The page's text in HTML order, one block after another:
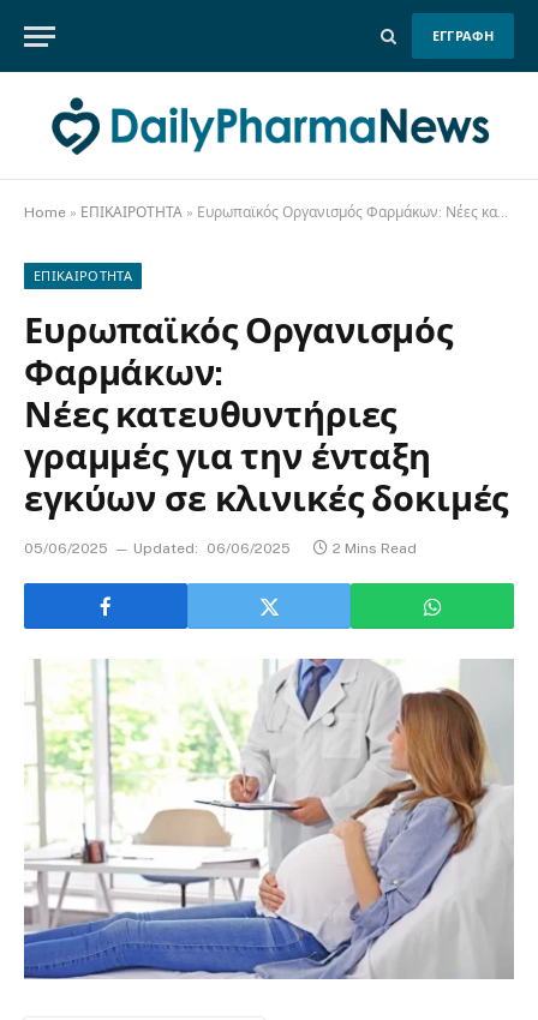
ΕΓΓΡΑΦΗ
Home » ΕΠΙΚΑΙΡΟΤΗΤΑ » Ευρωπαϊκός Οργανισμός Φαρμάκων: Νέες κατευθυντήριες γραμμές για την ένταξη εγκύων σε κλινικές δοκιμές
ΕΠΙΚΑΙΡΟΤΗΤΑ
Ευρωπαϊκός Οργανισμός
Φαρμάκων:
Νέες κατευθυντήριες
γραμμές για την ένταξη
εγκύων σε κλινικές δοκιμές
05/06/2025 Updated: 06/06/2025 2 Mins Read